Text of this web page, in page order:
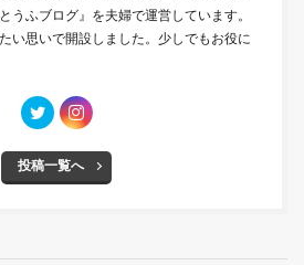
うふブログ』を夫婦で運営しています。
い思いで開設しました。少しでもお役に
投稿一覧へ